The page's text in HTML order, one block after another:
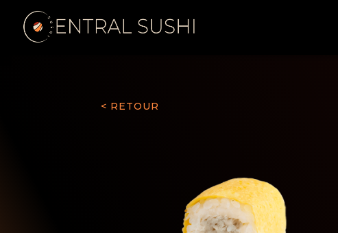
< RETOUR